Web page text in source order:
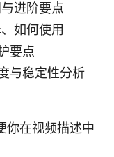
进阶要点
如何使用
要点
与稳定性分析
你在视频描述中